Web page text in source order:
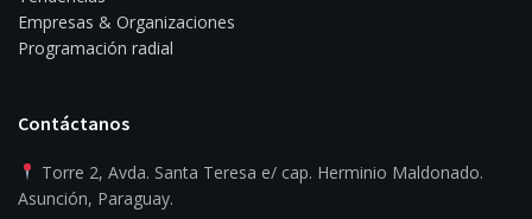
Empresas & Organizaciones
Programación radial
Contáctanos
Torre 2, Avda. Santa Teresa e/ cap. Herminio Maldonado.
Asunción, Paraguay.